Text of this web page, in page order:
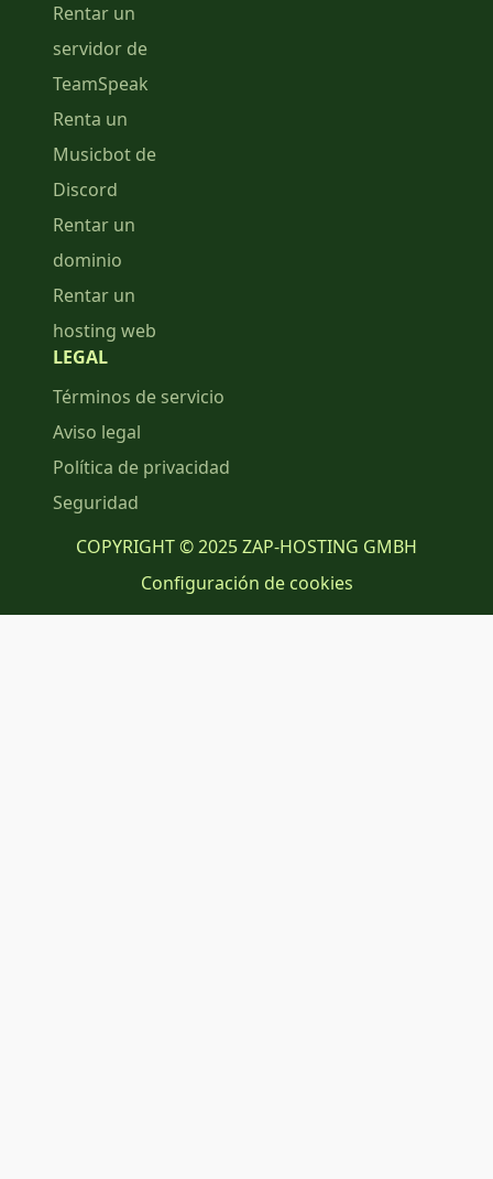
Rentar un
servidor de
TeamSpeak
Renta un
Musicbot de
Discord
Rentar un
dominio
Rentar un
hosting web
LEGAL
Términos de servicio
Aviso legal
Política de privacidad
Seguridad
COPYRIGHT © 2025 ZAP-HOSTING GMBH
Configuración de cookies